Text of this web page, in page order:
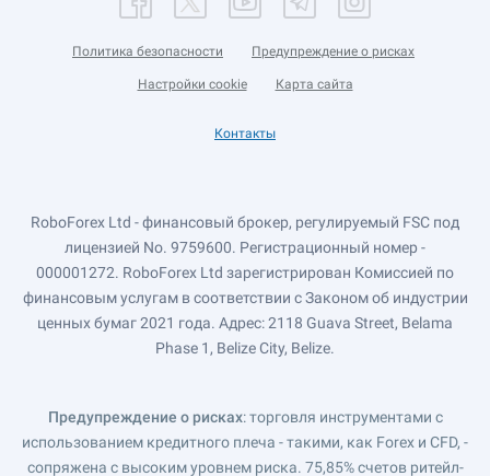
Политика безопасности Предупреждение о рисках
Настройки cookie Карта сайта
Контакты
RoboForex Ltd - финансовый брокер, регулируемый FSC под
лицензией No. 9759600. Регистрационный номер -
000001272. RoboForex Ltd зарегистрирован Комиссией по
финансовым услугам в соответствии с Законом об индустрии
ценных бумаг 2021 года. Адрес: 2118 Guava Street, Belama
Phase 1, Belize City, Belize.
Предупреждение о рисках: торговля инструментами с
использованием кредитного плеча - такими, как Forex и CFD, -
сопряжена с высоким уровнем риска. 75,85% счетов ритейл-